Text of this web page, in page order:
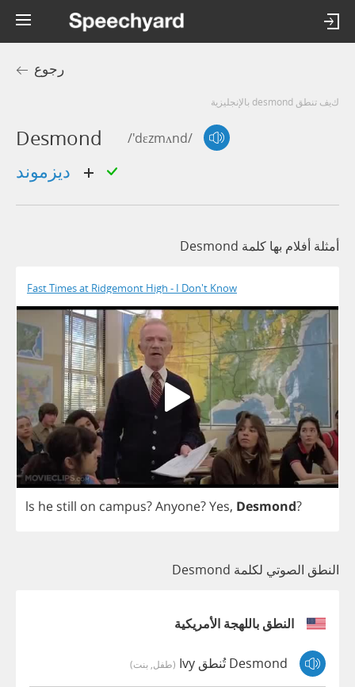
رجوع
كيف تنطق desmond بالإنجليزية
Desmond /'dɛzmʌnd/
أمثلة أفلام بها كلمة Desmond
Fast Times at Ridgemont High - I Don't Know
ls he still on campus?Anyone?Yes, Desmond?
النطق الصوتي لكلمة Desmond
النطق باللهجة الأمريكية
Desmond تُنطق Ivy (طفل, بنت)